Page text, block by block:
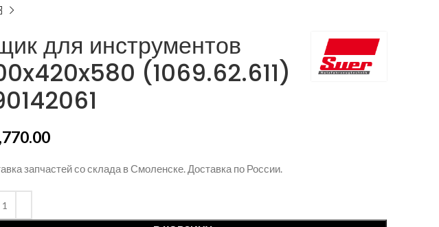
для инструментов
(1069.62.611)
запчастей со склада в Смоленске. Доставка по России.